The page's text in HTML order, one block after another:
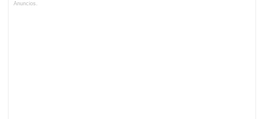
Anuncios.